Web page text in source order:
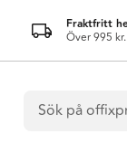
Fraktfritt
Över 995